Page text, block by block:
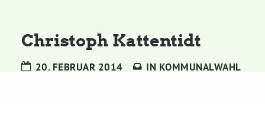
Grünes Zentrum
Christoph Kattentidt
20. FEBRUAR 2014 IN KOMMUNALWAHL